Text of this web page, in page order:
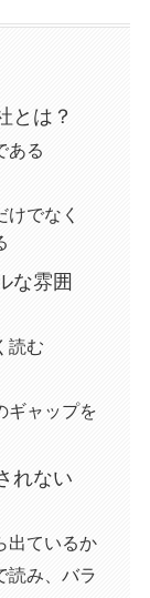
とは？
ある
でなく
な雰囲
読む
ギャップを
れない
出ているか
読み、バラ